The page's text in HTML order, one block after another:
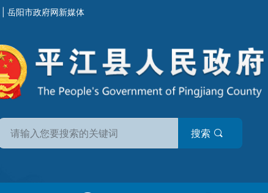
岳阳市政府网新媒体
搜索